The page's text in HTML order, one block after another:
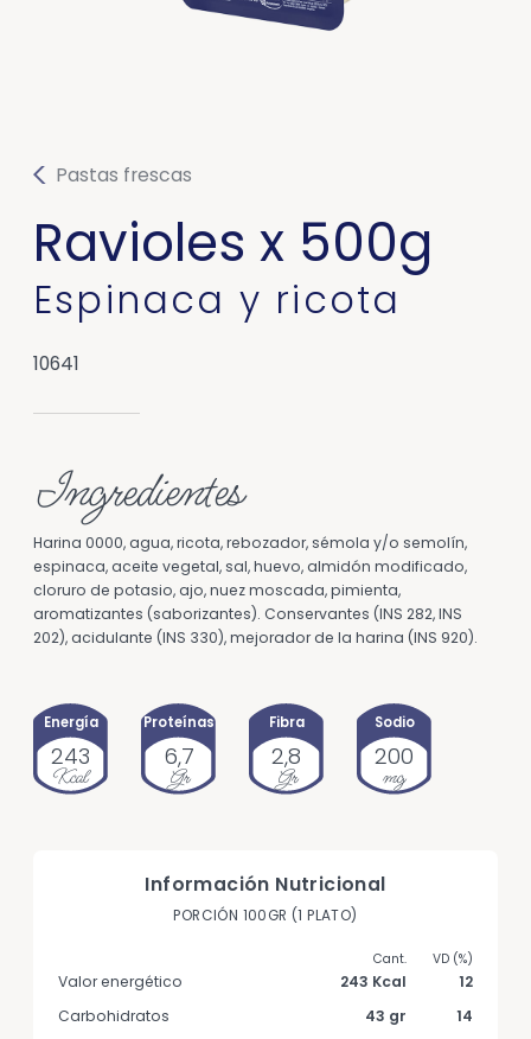
Pastas frescas
Ravioles x 500g
Espinaca y ricota
10641
Ingredientes
Harina 0000, agua, ricota, rebozador, sémola y/o semolín,
espinaca, aceite vegetal, sal, huevo, almidón modificado,
cloruro de potasio, ajo, nuez moscada, pimienta,
aromatizantes (saborizantes). Conservantes (INS 282, INS
202), acidulante (INS 330), mejorador de la harina (INS 920).
Energía
243
Kcal
Proteínas
6,7
Gr
Fibra
2,8
Gr
Sodio
200
mg
Información Nutricional
PORCIÓN 100GR (1 PLATO)
Valor energético 12
243 Kcal
Carbohidratos
14
43 gr